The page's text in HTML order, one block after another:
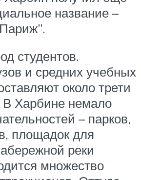
название –
студентов.
и средних учебных
около трети
В Харбине немало
– парков,
площадок для
реки
множество